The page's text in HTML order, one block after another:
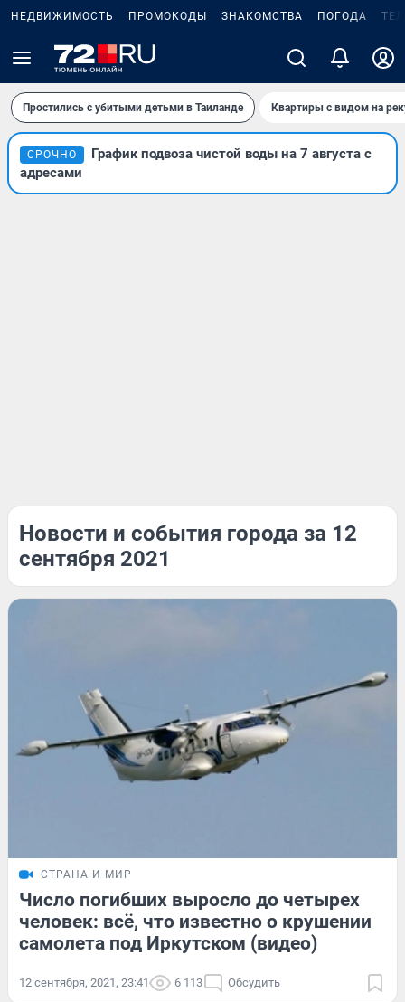
НЕДВИЖИМОСТЬ ПРОМОКОДЫ ЗНАКОМСТВА ПОГОДА
Простились с убитыми детьми в Таиланде Квартиры с видом на
СРОЧНО
График подвоза чистой воды на 7 августа с
адресами
Новости и события города за 12
сентября 2021
СТРАНА И МИР
Число погибших выросло до четырех
человек: всё, что известно о крушении
самолета под Иркутском (видео)
12 сентября, 2021, 23:41 6 113 Обсудить